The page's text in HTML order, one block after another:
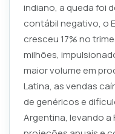
indiano, a queda foi
contábil negativo, o
cresceu 17% no
milhões,
maior volume em
Latina, as vendas
de genéricos e
Argentina, levando a